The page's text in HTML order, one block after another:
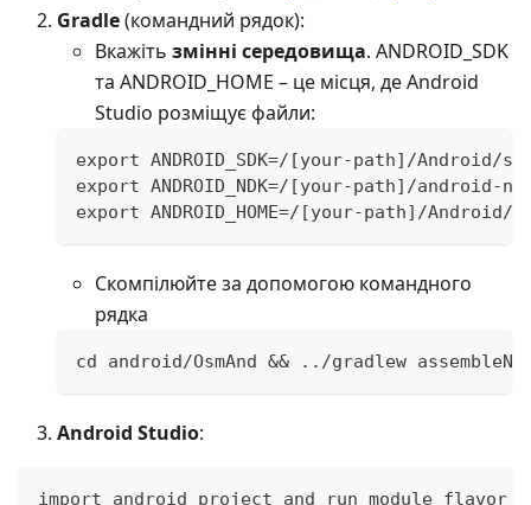
Gradle(командний рядок):
Вкажіть змінні середовища. ANDROID_SDK
та ANDROID_HOME – це місця, де Android
Studio розміщує файли:
export ANDROID_SDK=/[your-path]/Android/
export ANDROID_NDK=/[your-path]/android-
export ANDROID_HOME=/[your-path]/Android/
Скомпілюйте за допомогою командного
рядка
cd android/OsmAnd && ../gradlew
Android Studio:
import android project and run module flavor